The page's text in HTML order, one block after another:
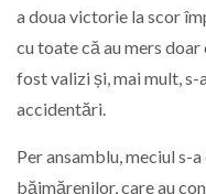
a doua victorie la scor
cu toate că au mers
fost valizi și, mai mult, s-
accidentări.
Per ansamblu, meciul s-
băimărenilor, care au